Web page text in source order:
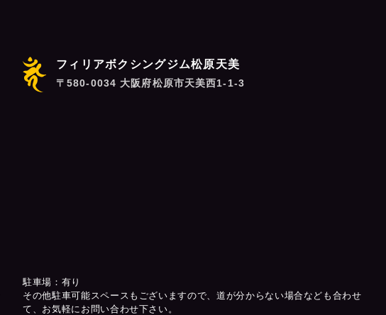
フィリアボクシングジム松原天美
〒580-0034 大阪府松原市天美西1-1-3
駐車場：有り
その他駐車可能スペースもございますので、道が分からない場合なども合わせ
て、お気軽にお問い合わせ下さい。